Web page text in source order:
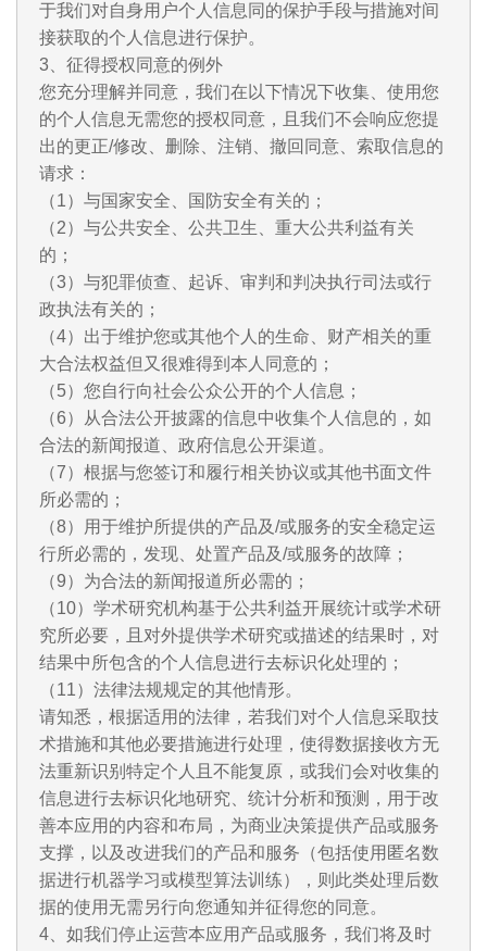
于我们对自身用户个人信息同的保护手段与措施对间
接获取的个人信息进行保护。
3、征得授权同意的例外
您充分理解并同意，我们在以下情况下收集、使用您
的个人信息无需您的授权同意，且我们不会响应您提
出的更正/修改、删除、注销、撤回同意、索取信息的
请求：
（1）与国家安全、国防安全有关的；
（2）与公共安全、公共卫生、重大公共利益有关
的；
（3）与犯罪侦查、起诉、审判和判决执行司法或行
政执法有关的；
（4）出于维护您或其他个人的生命、财产相关的重
大合法权益但又很难得到本人同意的；
（5）您自行向社会公众公开的个人信息；
（6）从合法公开披露的信息中收集个人信息的，如
合法的新闻报道、政府信息公开渠道。
（7）根据与您签订和履行相关协议或其他书面文件
所必需的；
（8）用于维护所提供的产品及/或服务的安全稳定运
行所必需的，发现、处置产品及/或服务的故障；
（9）为合法的新闻报道所必需的；
（10）学术研究机构基于公共利益开展统计或学术研
究所必要，且对外提供学术研究或描述的结果时，对
结果中所包含的个人信息进行去标识化处理的；
（11）法律法规规定的其他情形。
请知悉，根据适用的法律，若我们对个人信息采取技
术措施和其他必要措施进行处理，使得数据接收方无
法重新识别特定个人且不能复原，或我们会对收集的
信息进行去标识化地研究、统计分析和预测，用于改
善本应用的内容和布局，为商业决策提供产品或服务
支撑，以及改进我们的产品和服务（包括使用匿名数
据进行机器学习或模型算法训练），则此类处理后数
据的使用无需另行向您通知并征得您的同意。
4、如我们停止运营本应用产品或服务，我们将及时